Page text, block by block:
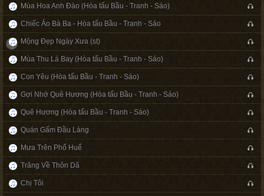
Mùa Hoa Anh Đào (Hòa tấu Bầu - Tranh - Sáo)
Chiếc Áo Bà Ba - Hòa tấu Bầu - Tranh - Sáo
Mộng Đẹp Ngày Xưa (st)
Mùa Thu Lá Bay (Hòa tấu Bầu - Tranh - Sáo)
Con Yêu (Hòa tấu Bầu - Tranh - Sáo)
Gợi Nhớ Quê Hương (Hòa tấu Bầu - Tranh - Sáo)
Quê Hương (Hòa tấu Bầu - Tranh - Sáo)
Quán Gấm Đầu Làng
Mưa Trên Phố Huế
Trăng Về Thôn Dã
Chị Tôi